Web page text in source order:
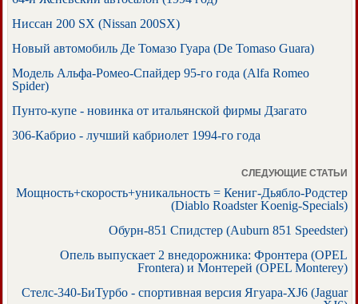
Ниссан 200 SX (Nissan 200SX)
Новый автомобиль Де Томазо Гуара (De Tomaso Guara)
Модель Альфа-Ромео-Спайдер 95-го года (Alfa Romeo
Spider)
Пунто-купе - новинка от итальянской фирмы Дзагато
306-Кабрио - лучший кабриолет 1994-го года
СЛЕДУЮЩИЕ СТАТЬИ
Мощность+скорость+уникальность = Кениг-Дьябло-Родстер
(Diablo Roadster Koenig-Specials)
Обурн-851 Спидстер (Auburn 851 Speedster)
Опель выпускает 2 внедорожника: Фронтера (OPEL
Frontera) и Монтерей (OPEL Monterey)
Стелс-340-БиТурбо - спортивная версия Ягуара-XJ6 (Jaguar